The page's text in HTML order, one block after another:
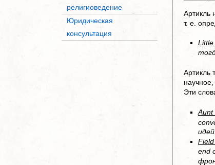
религиоведение
Юридическая
консультация
Артикль
т. е.
Артикль
Эти
Aunt
end